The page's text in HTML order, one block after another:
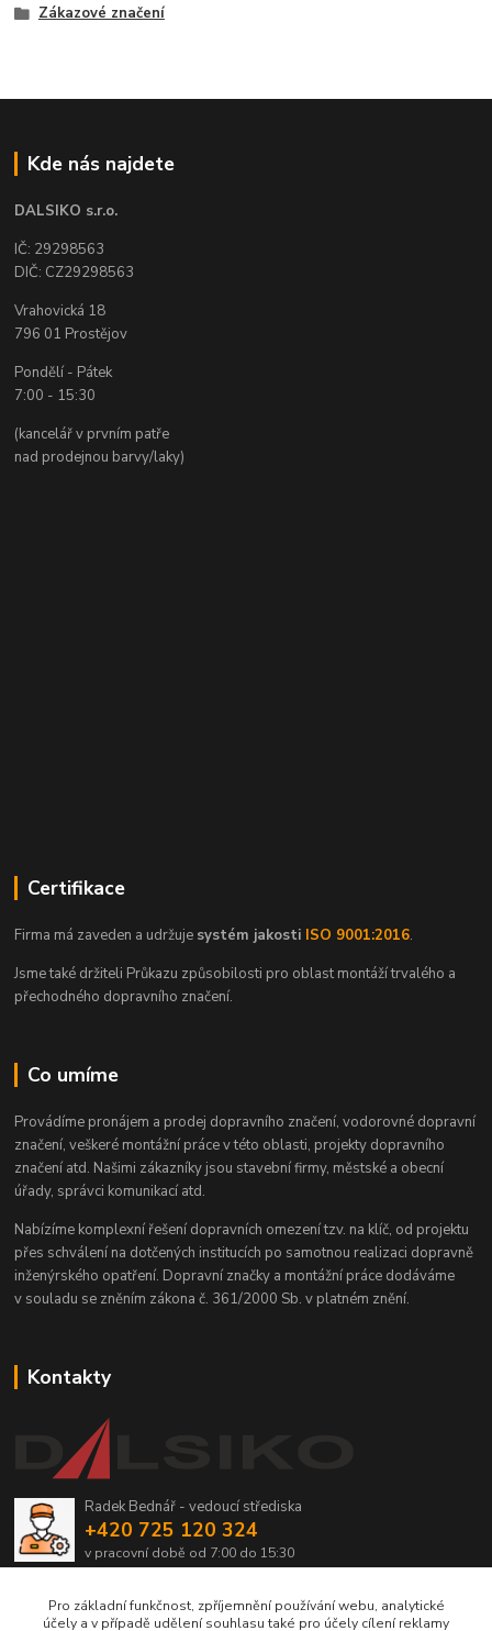
Zákazové značení
Kde nás najdete
DALSIKO s.r.o.
IČ: 29298563
DIČ: CZ29298563
Vrahovická 18
796 01 Prostějov
Pondělí - Pátek
7:00 - 15:30
(kancelář v prvním patře
nad prodejnou barvy/laky)
Certifikace
Firma má zaveden a udržuje systém jakosti ISO 9001:2016.
Jsme také držiteli Průkazu způsobilosti pro oblast montáží trvalého a
přechodného dopravního značení.
Co umíme
Provádíme pronájem a prodej dopravního značení, vodorovné dopravní
značení, veškeré montážní práce v této oblasti, projekty dopravního
značení atd. Našimi zákazníky jsou stavební firmy, městské a obecní
úřady, správci komunikací atd.
Nabízíme komplexní řešení dopravních omezení tzv. na klíč, od projektu
přes schválení na dotčených institucích po samotnou realizaci dopravně
inženýrského opatření. Dopravní značky a montážní práce dodáváme
v souladu se zněním zákona č. 361/2000 Sb. v platném znění.
Kontakty
Radek Bednář - vedoucí střediska
+420 725 120 324
v pracovní době od 7:00 do 15:30
Pro základní funkčnost, zpříjemnění používání webu, analytické
účely a v případě udělení souhlasu také pro účely cílení reklamy